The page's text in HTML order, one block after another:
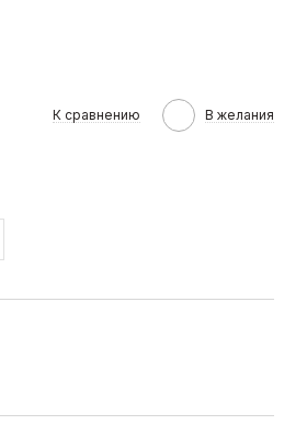
К сравнению В желания